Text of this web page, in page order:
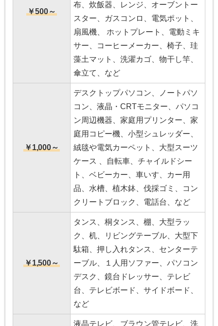
￥500～
布、炊飯器、レンジ、オーブントー
スター、ガスコンロ、電気ポット、
扇風機、 ホットプレート、電動ミキ
サー、コーヒーメーカー、椅子、珪
藻土マット、洗濯カゴ、物干し竿、
傘立て、など
￥1,000～
デスクトップパソコン、ノートパソ
コン、液晶・CRTモニター、パソコ
ン周辺機器、家庭用プリンター、家
庭用コピー機、小型シュレッダー、
絨毯や電気カーペット、大型スーツ
ケース 、自転車、チャイルドシー
ト、ベビーカー、車いす、カー用
品、水槽、植木鉢、伐採ゴミ、コン
クリートブロック、電話台、など
￥1,500～
タンス、桐タンス、棚、大型ラッ
ク、机、リビングテーブル、大型下
駄箱、押し入れタンス、センターテ
ーブル、１人用ソファー、パソコン
デスク、鏡台ドレッサー、テレビ
台、テレビボード、サイドボード、
など
液晶テレビ、ブラウン管テレビ、洗